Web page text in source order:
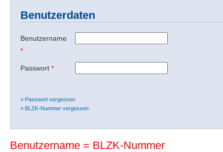
Benutzerdaten
Benutzername
*
Passwort *
» Passwort vergessen
» BLZK-Nummer vergessen
Benutzername = BLZK-Nummer